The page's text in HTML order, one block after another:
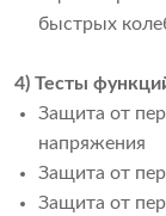
быстрых
4) Тесты
Защита от
напряжения
Защита от
Защита от